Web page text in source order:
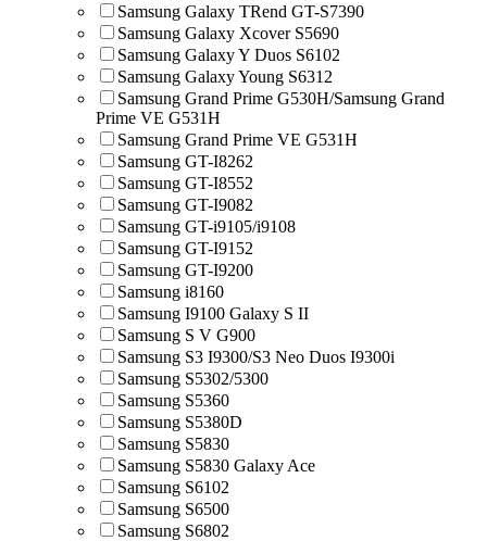
Samsung Galaxy TRend GT-S7390
Samsung Galaxy Xcover S5690
Samsung Galaxy Y Duos S6102
Samsung Galaxy Young S6312
Samsung Grand Prime G530H/Samsung Grand
Prime VE G531H
Samsung Grand Prime VE G531H
Samsung GT-I8262
Samsung GT-I8552
Samsung GT-I9082
Samsung GT-i9105/i9108
Samsung GT-I9152
Samsung GT-I9200
Samsung i8160
Samsung I9100 Galaxy S II
Samsung S V G900
Samsung S3 I9300/S3 Neo Duos I9300i
Samsung S5302/5300
Samsung S5360
Samsung S5380D
Samsung S5830
Samsung S5830 Galaxy Ace
Samsung S6102
Samsung S6500
Samsung S6802